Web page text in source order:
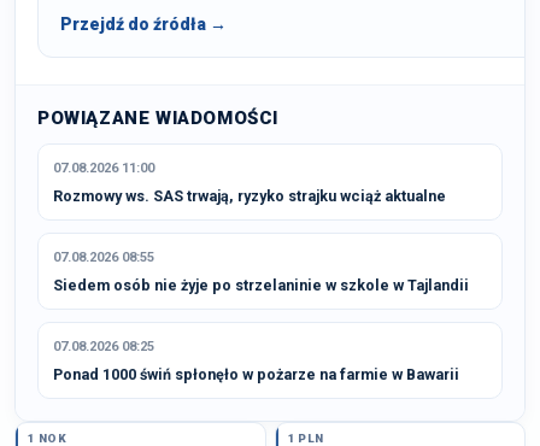
Przejdź do źródła →
POWIĄZANE WIADOMOŚCI
07.08.2026 11:00
Rozmowy ws. SAS trwają, ryzyko strajku wciąż aktualne
07.08.2026 08:55
Siedem osób nie żyje po strzelaninie w szkole w Tajlandii
07.08.2026 08:25
Ponad 1000 świń spłonęło w pożarze na farmie w Bawarii
1 NOK 1 PLN